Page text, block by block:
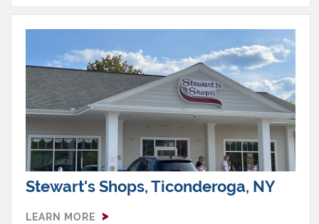
Ice Cream, ATM, EBT, Free Air, Gas, Non Ethanol, Pizza,
Stewart's Shops, Ticonderoga, NY
LEARN MORE